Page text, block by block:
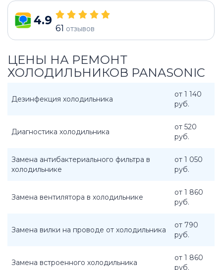
4.9
61 отзывов
ЦЕНЫ НА РЕМОНТ
ХОЛОДИЛЬНИКОВ PANASONIC
Дезинфекция холодильника
от 1 140
руб.
Диагностика холодильника
от 520
руб.
Замена антибактериального фильтра в
холодильнике
от 1 050
руб.
Замена вентилятора в холодильнике
от 1 860
руб.
Замена вилки на проводе от холодильника
от 790
руб.
Замена встроенного холодильника
от 1 860
руб.